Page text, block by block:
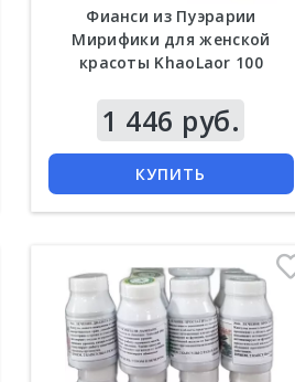
Фианси из Пуэрарии
Мирифики для женской
красоты KhaoLaor 100
1 446 руб.
КУПИТЬ